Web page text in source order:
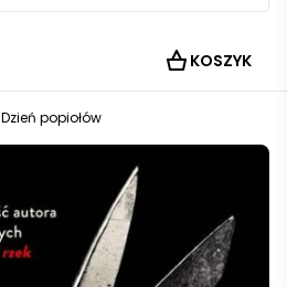
KOSZYK
Dzień popiołów